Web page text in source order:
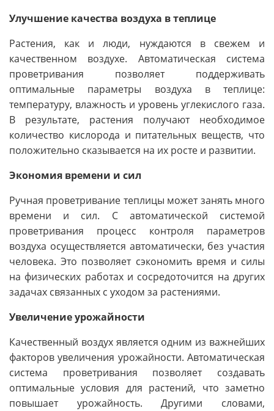
Улучшение качества воздуха в теплице
Растения, как и люди, нуждаются в свежем и
качественном воздухе. Автоматическая система
проветривания позволяет поддерживать
оптимальные параметры воздуха в теплице:
температуру, влажность и уровень углекислого газа.
В результате, растения получают необходимое
количество кислорода и питательных веществ, что
положительно сказывается на их росте и развитии.
Экономия времени и сил
Ручная проветривание теплицы может занять много
времени и сил. С автоматической системой
проветривания процесс контроля параметров
воздуха осуществляется автоматически, без участия
человека. Это позволяет сэкономить время и силы
на физических работах и сосредоточится на других
задачах связанных с уходом за растениями.
Увеличение урожайности
Качественный воздух является одним из важнейших
факторов увеличения урожайности. Автоматическая
система проветривания позволяет создавать
оптимальные условия для растений, что заметно
повышает урожайность. Другими словами,